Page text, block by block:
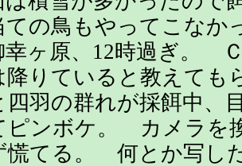
ての鳥もやってこなか
幸ヶ原、12時過ぎ。
降りていると教えても
四羽の群れが採餌中、
ピンボケ。 カメラを
慌てる。 何とか写し